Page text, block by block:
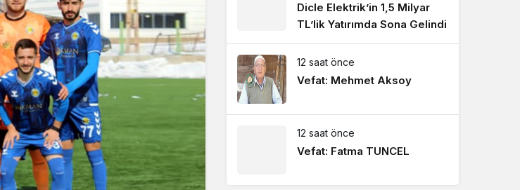
Dicle Elektrik’in 1,5 Milyar
TL’lik Yatırımda Sona Gelindi
12 saat önce
Vefat: Mehmet Aksoy
12 saat önce
Vefat: Fatma TUNCEL